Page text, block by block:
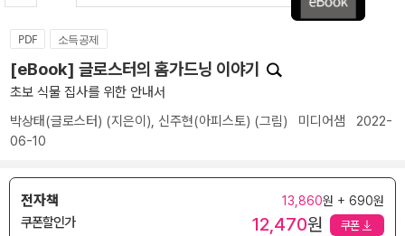
PDF 소득공제
[eBook] 글로스터의 홈가드닝 이야기
초보 식물 집사를 위한 안내서
박상태(글로스터) (지은이), 신주현(아피스토) (그림) 미디어샘 2022-
06-10
전자책 13,860원 + 690원
쿠폰할인가 12,470원 쿠폰